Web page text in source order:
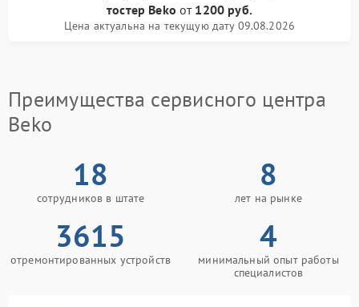
тостер Beko от 1200 руб.
Цена актуальна на текущую дату 09.08.2026
Преимущества сервисного центра
Beko
18
сотрудников в штате
8
лет на рынке
3615
отремонтированных устройств
4
минимальный опыт работы
специалистов